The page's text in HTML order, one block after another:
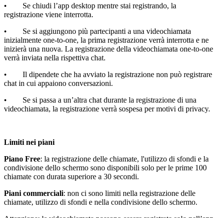
• Se chiudi l’app desktop mentre stai registrando, la
registrazione viene interrotta.
• Se si aggiungono più partecipanti a una videochiamata
inizialmente one-to-one, la prima registrazione verrà interrotta e ne
inizierà una nuova. La registrazione della videochiamata one-to-one
verrà inviata nella rispettiva chat.
• Il dipendete che ha avviato la registrazione non può registrare
chat in cui appaiono conversazioni.
• Se si passa a un’altra chat durante la registrazione di una
videochiamata, la registrazione verrà sospesa per motivi di privacy.
Limiti nei piani
Piano Free: la registrazione delle chiamate, l'utilizzo di sfondi e la
condivisione dello schermo sono disponibili solo per le prime 100
chiamate con durata superiore a 30 secondi.
Piani commerciali: non ci sono limiti nella registrazione delle
chiamate, utilizzo di sfondi e nella condivisione dello schermo.